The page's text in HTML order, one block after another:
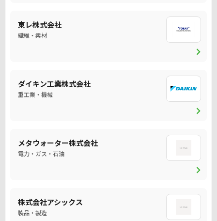
東レ株式会社
繊維・素材
chevron_right
ダイキン工業株式会社
重工業・機械
chevron_right
メタウォーター株式会社
電力・ガス・石油
chevron_right
株式会社アシックス
製品・製造